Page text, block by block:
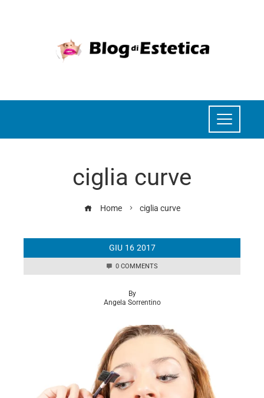
ciglia curve
Home ciglia curve
GIU 16 2017
0 COMMENTS
By
Angela Sorrentino